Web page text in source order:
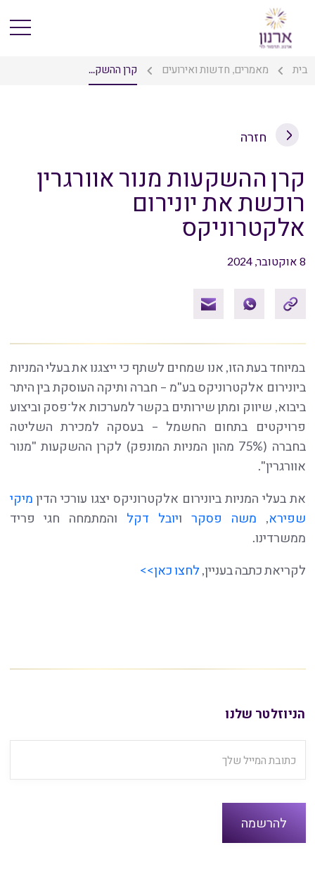
בית מאמרים, חדשות ואירועים קרן ההשק...
חזרה
קרן ההשקעות מנור אוורגרין
רוכשת את יונירום
אלקטרוניקס
8 אוקטובר, 2024
במיוחד בעת הזו, אנו שמחים לשתף כי ייצגנו את בעלי המניות
ביונירום אלקטרוניקס בע"מ – חברה ותיקה העוסקת בין היתר
ביבוא, שיווק ומתן שירותים בקשר למערכות אל־פסק וביצוע
פרויקטים בתחום החשמל – בעסקה למכירת השליטה
בחברה (75% מהון המניות המונפק) לקרן ההשקעות "מנור
אוורגרין".
את בעלי המניות ביונירום אלקטרוניקס יצגו עורכי הדין מיקי
שפירא, משה פסקר ויובל דקל והמתמחה חגי פריד
ממשרדינו.
לקריאת כתבה בעניין, לחצו כאן>>
הניוזלטר שלנו